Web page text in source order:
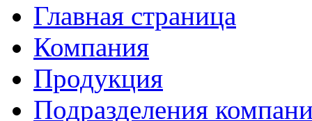
Главная страница
Компания
Продукция
Подразделения